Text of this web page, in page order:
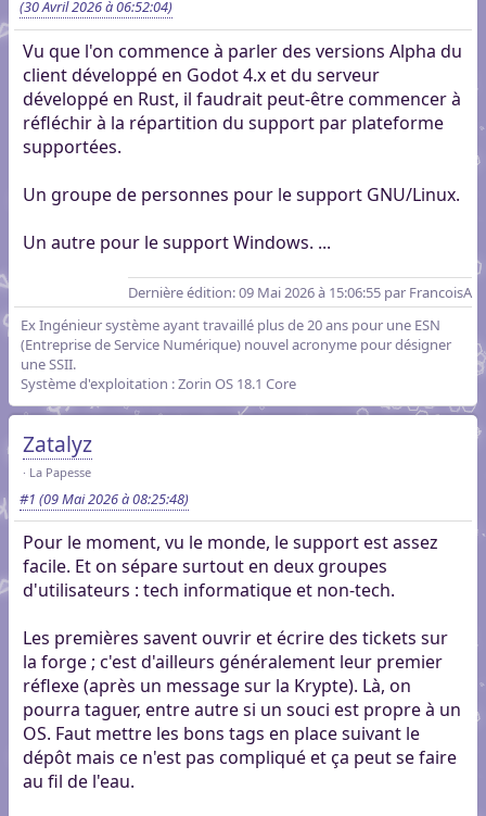
(30 Avril 2026 à 06:52:04)
Vu que l'on commence à parler des versions Alpha du
client développé en Godot 4.x et du serveur
développé en Rust, il faudrait peut-être commencer à
réfléchir à la répartition du support par plateforme
supportées.
Un groupe de personnes pour le support GNU/Linux.
Un autre pour le support Windows. ...
Dernière édition: 09 Mai 2026 à 15:06:55 par FrancoisA
Ex Ingénieur système ayant travaillé plus de 20 ans pour une ESN
(Entreprise de Service Numérique) nouvel acronyme pour désigner
une SSII.
Système d'exploitation : Zorin OS 18.1 Core
Zatalyz
La Papesse
#1 (09 Mai 2026 à 08:25:48)
Pour le moment, vu le monde, le support est assez
facile. Et on sépare surtout en deux groupes
d'utilisateurs : tech informatique et non-tech.
Les premières savent ouvrir et écrire des tickets sur
la forge ; c'est d'ailleurs généralement leur premier
réflexe (après un message sur la Krypte). Là, on
pourra taguer, entre autre si un souci est propre à un
OS. Faut mettre les bons tags en place suivant le
dépôt mais ce n'est pas compliqué et ça peut se faire
au fil de l'eau.